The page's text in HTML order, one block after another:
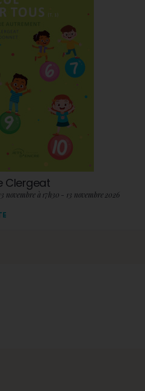
Clergeat
novembre à 17h30 - 13 novembre 2026